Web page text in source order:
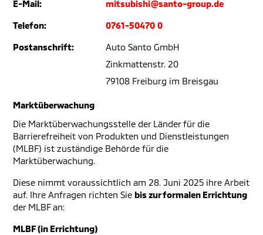
E-Mail: mitsubishi@santo-group.de
Telefon: 0761-50470 0
Postanschrift:
Auto Santo GmbH
Zinkmattenstr. 20
79108 Freiburg im Breisgau
Marktüberwachung
Die Marktüberwachungsstelle der Länder für die
Barrierefreiheit von Produkten und Dienstleistungen
(MLBF) ist zuständige Behörde für die
Marktüberwachung.
Diese nimmt voraussichtlich am 28. Juni 2025 ihre Arbeit
auf. Ihre Anfragen richten Sie bis zur formalen Errichtung
der MLBF an:
MLBF (in Errichtung)